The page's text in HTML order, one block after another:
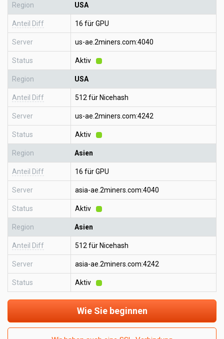
Region USA
Anteil Diff 16 für GPU
Server us-ae.2miners.com:4040
Status Aktiv
Region USA
Anteil Diff 512 für Nicehash
Server us-ae.2miners.com:4242
Status Aktiv
Region Asien
Anteil Diff 16 für GPU
Server asia-ae.2miners.com:4040
Status Aktiv
Region Asien
Anteil Diff 512 für Nicehash
Server asia-ae.2miners.com:4242
Status Aktiv
Wie Sie beginnen